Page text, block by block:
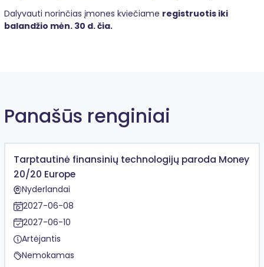
Dalyvauti norinčias įmones kviečiame registruotis iki
balandžio mėn. 30 d.čia.
Panašūs renginiai
Tarptautinė finansinių technologijų paroda Money
20/20 Europe
Nyderlandai
2027-06-08
2027-06-10
Artėjantis
Nemokamas